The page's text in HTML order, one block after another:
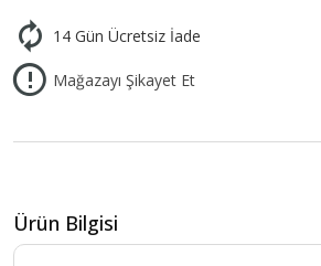
14 Gün Ücretsiz İade
Mağazayı Şikayet Et
Ürün Bilgisi